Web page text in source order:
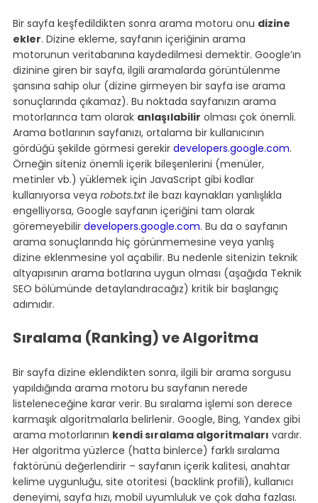
Bir sayfa keşfedildikten sonra arama motoru onu dizine
ekler. Dizine ekleme, sayfanın içeriğinin arama
motorunun veritabanına kaydedilmesi demektir. Google’ın
dizinine giren bir sayfa, ilgili aramalarda görüntülenme
şansına sahip olur (dizine girmeyen bir sayfa ise arama
sonuçlarında çıkamaz). Bu noktada sayfanızın arama
motorlarınca tam olarak anlaşılabilir olması çok önemli.
Arama botlarının sayfanızı, ortalama bir kullanıcının
gördüğü şekilde görmesi gerekir developers.google.com.
Örneğin siteniz önemli içerik bileşenlerini (menüler,
metinler vb.) yüklemek için JavaScript gibi kodlar
kullanıyorsa veya robots.txt ile bazı kaynakları yanlışlıkla
engelliyorsa, Google sayfanın içeriğini tam olarak
göremeyebilir developers.google.com. Bu da o sayfanın
arama sonuçlarında hiç görünmemesine veya yanlış
dizine eklenmesine yol açabilir. Bu nedenle sitenizin teknik
altyapısının arama botlarına uygun olması (aşağıda Teknik
SEO bölümünde detaylandıracağız) kritik bir başlangıç
adımıdır.
Sıralama (Ranking) ve Algoritma
Bir sayfa dizine eklendikten sonra, ilgili bir arama sorgusu
yapıldığında arama motoru bu sayfanın nerede
listeleneceğine karar verir. Bu sıralama işlemi son derece
karmaşık algoritmalarla belirlenir. Google, Bing, Yandex gibi
arama motorlarının kendi sıralama algoritmaları vardır.
Her algoritma yüzlerce (hatta binlerce) farklı sıralama
faktörünü değerlendirir – sayfanın içerik kalitesi, anahtar
kelime uygunluğu, site otoritesi (backlink profili), kullanıcı
deneyimi, sayfa hızı, mobil uyumluluk ve çok daha fazlası.